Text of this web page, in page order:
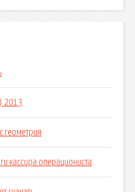
2013
геометрия
кассира операциониста